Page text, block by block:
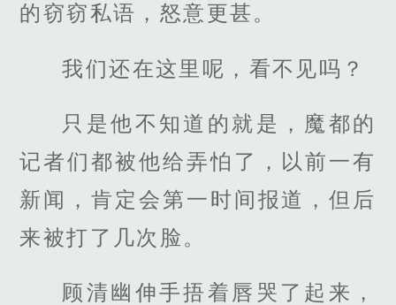
的窃窃私语，怒意更甚。
我们还在这里呢，看不见吗？
只是他不知道的就是，魔都的
记者们都被他给弄怕了，以前一有
新闻，肯定会第一时间报道，但后
来被打了几次脸。
顾清幽伸手捂着唇哭了起来，